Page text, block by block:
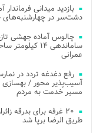
دشت‌سر در
چالوس آماده جهشی
ساماندهی ۱۴
عمرانی
رفع دغدغه تردد در
آسیب‌پذیر محور / بهسازی
مسیر خدمت به مردم
۲۰ غرفه برای بدرقه
طریق الرضا برپا شد